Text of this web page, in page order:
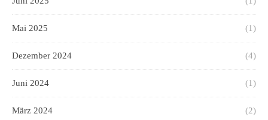
Mai 2025 (1)
Dezember 2024 (4)
Juni 2024 (1)
März 2024 (2)